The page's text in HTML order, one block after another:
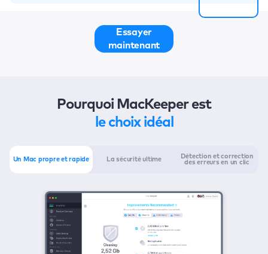
Essayer
maintenant
Pourquoi MacKeeper est
le choix idéal
Un Mac propre et rapide La sécurité ultime
Détection et correction
des erreurs en un clic